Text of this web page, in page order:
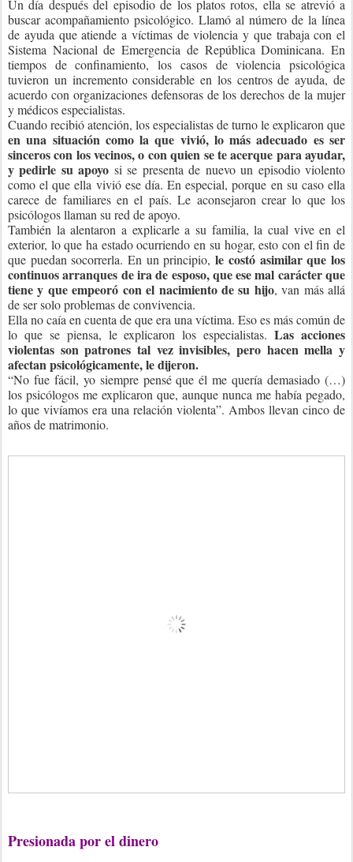
Un día después del episodio de los platos rotos, ella se atrevió a
buscar acompañamiento psicológico. Llamó al número de la línea
de ayuda que atiende a víctimas de violencia y que trabaja con el
Sistema Nacional de Emergencia de República Dominicana. En
tiempos de confinamiento, los casos de violencia psicológica
tuvieron un incremento considerable en los centros de ayuda, de
acuerdo con organizaciones defensoras de los derechos de la mujer
y médicos especialistas.
Cuando recibió atención, los especialistas de turno le explicaron que
en una situación como la que vivió, lo más adecuado es ser
sinceros con los vecinos, o con quien se te acerque para ayudar,
y pedirle su apoyo si se presenta de nuevo un episodio violento
como el que ella vivió ese día. En especial, porque en su caso ella
carece de familiares en el país. Le aconsejaron crear lo que los
psicólogos llaman su red de apoyo.
También la alentaron a explicarle a su familia, la cual vive en el
exterior, lo que ha estado ocurriendo en su hogar, esto con el fin de
que puedan socorrerla. En un principio,le costó asimilar que los
continuos arranques de ira de esposo, que ese mal carácter que
tiene y que empeoró con el nacimiento de su hijo, van más allá
de ser solo problemas de convivencia.
Ella no caía en cuenta de que era una víctima. Eso es más común de
lo que se piensa, le explicaron los especialistas.Las acciones
violentas son patrones tal vez invisibles, pero hacen mella y
afectan psicológicamente, le dijeron.
“No fue fácil, yo siempre pensé que él me quería demasiado (…)
los psicólogos me explicaron que, aunque nunca me había pegado,
lo que vivíamos era una relación violenta”. Ambos llevan cinco de
años de matrimonio.
Presionada por el dinero